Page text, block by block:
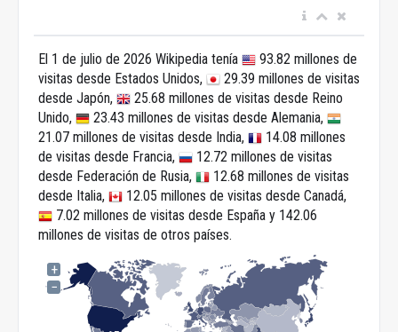
El 1 de julio de 2026 Wikipedia tenía
93.82 millones de
visitas desde Estados Unidos,
29.39 millones de visitas
desde Japón,
25.68 millones de visitas desde Reino
Unido,
23.43 millones de visitas desde Alemania,
21.07 millones de visitas desde India,
14.08 millones
de visitas desde Francia,
12.72 millones de visitas
desde Federación de Rusia,
12.68 millones de visitas
desde Italia,
12.05 millones de visitas desde Canadá,
7.02 millones de visitas desde España y 142.06
millones de visitas de otros países.
+
−